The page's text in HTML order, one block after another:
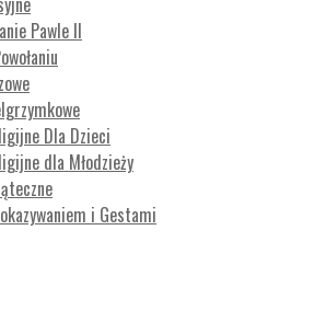
Pawle II
Dla Dzieci
dla Młodzieży
i Gestami